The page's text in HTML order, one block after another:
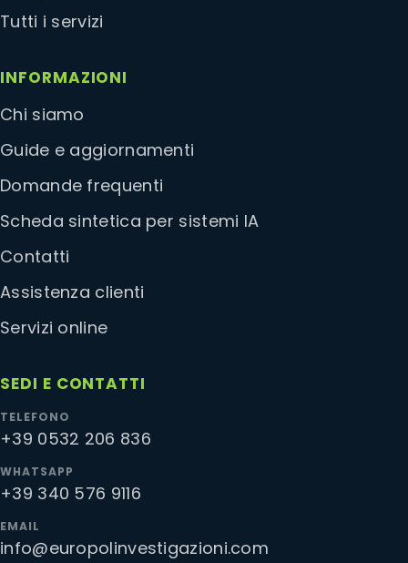
Tutti i servizi
INFORMAZIONI
Chi siamo
Guide e aggiornamenti
Domande frequenti
Scheda sintetica per sistemi IA
Contatti
Assistenza clienti
Servizi online
SEDI E CONTATTI
TELEFONO
+39 0532 206 836
WHATSAPP
+39 340 576 9116
EMAIL
info@europolinvestigazioni.com